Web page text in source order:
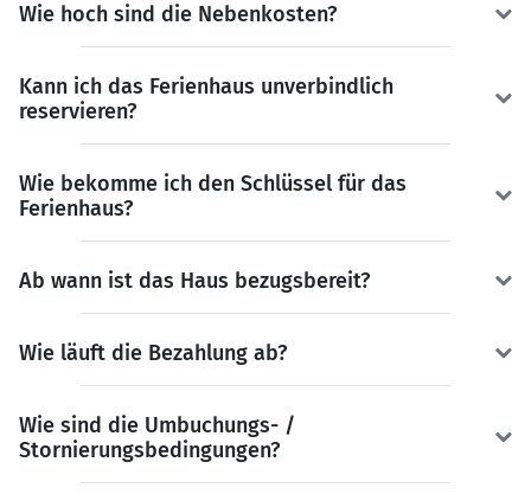
Wie hoch sind die Nebenkosten?
Kann ich das Ferienhaus unverbindlich
reservieren?
Wie bekomme ich den Schlüssel für das
Ferienhaus?
Ab wann ist das Haus bezugsbereit?
Wie läuft die Bezahlung ab?
Wie sind die Umbuchungs- /
Stornierungsbedingungen?